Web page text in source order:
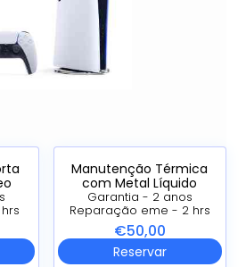
Manutenção Térmica
com Metal Líquido
Garantia - 2 anos
Reparação eme - 2 hrs
€50,00
Reservar